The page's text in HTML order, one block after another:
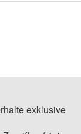
exklusive